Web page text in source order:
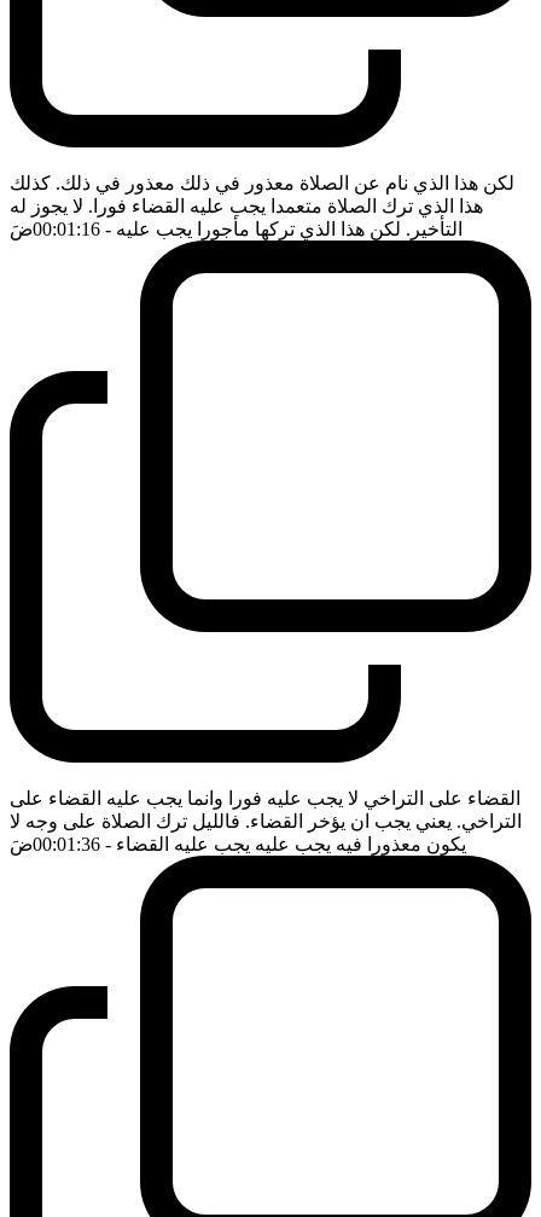
لكن هذا الذي نام عن الصلاة معذور في ذلك معذور في ذلك. كذلك
هذا الذي ترك الصلاة متعمدا يجب عليه القضاء فورا. لا يجوز له
التأخير. لكن هذا الذي تركها مأجورا يجب عليه - 00:01:16 ضَ
القضاء على التراخي لا يجب عليه فورا وانما يجب عليه القضاء على
التراخي. يعني يجب ان يؤخر القضاء. فالليل ترك الصلاة على وجه لا
يكون معذورا فيه يجب عليه يجب عليه القضاء - 00:01:36 ضَ